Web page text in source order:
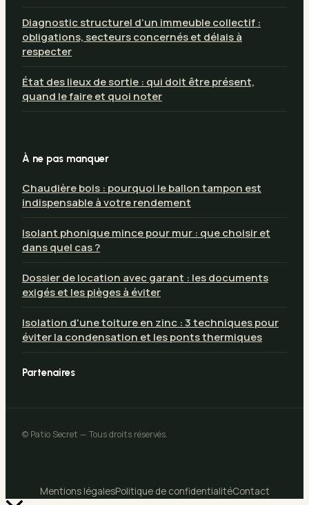
Diagnostic structurel d’un immeuble collectif :
obligations, secteurs concernés et délais à
respecter
État des lieux de sortie : qui doit être présent,
quand le faire et quoi noter
À ne pas manquer
Chaudière bois : pourquoi le ballon tampon est
indispensable à votre rendement
Isolant phonique mince pour mur : que choisir et
dans quel cas ?
Dossier de location avec garant : les documents
exigés et les pièges à éviter
Isolation d'une toiture en zinc : 3 techniques pour
éviter la condensation et les ponts thermiques
Partenaires
© Patio Secret — Tous droits réservés.
Mentions légalesPolitique de confidentialitéContact